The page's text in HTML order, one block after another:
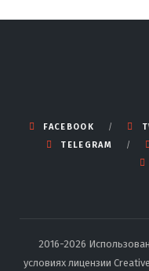
FACEBOOK
TELEGRAM
2016-2026
условиях лицензии